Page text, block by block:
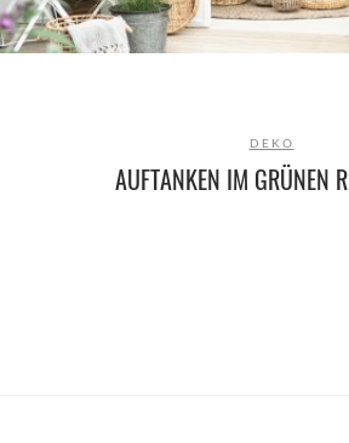
DEKO
AUFTANKEN IM GRÜNEN